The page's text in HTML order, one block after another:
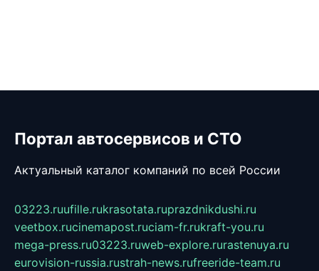
Портал автосервисов и СТО
Актуальный каталог компаний по всей России
03223.ruufille.rukrasotata.ruprazdnikdushi.ru
veetbox.rucinemapost.ruciam-fr.rukraft-you.ru
mega-press.ru03223.ruweb-explore.rurastenuya.ru
eurovision-russia.rustrah-news.rufreeride-team.ru